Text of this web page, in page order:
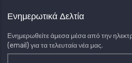
Ενημερωτικά Δελτία
Ενημερωθείτε άμεσα μέσα από την
(email) για τα τελευταία νέα μας.